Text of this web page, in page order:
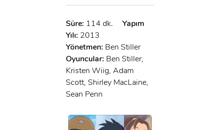
Süre: 114 dk.
Yapım
Yılı: 2013
Yönetmen: Ben Stiller
Oyuncular: Ben Stiller,
Kristen Wiig, Adam
Scott, Shirley MacLaine,
Sean Penn